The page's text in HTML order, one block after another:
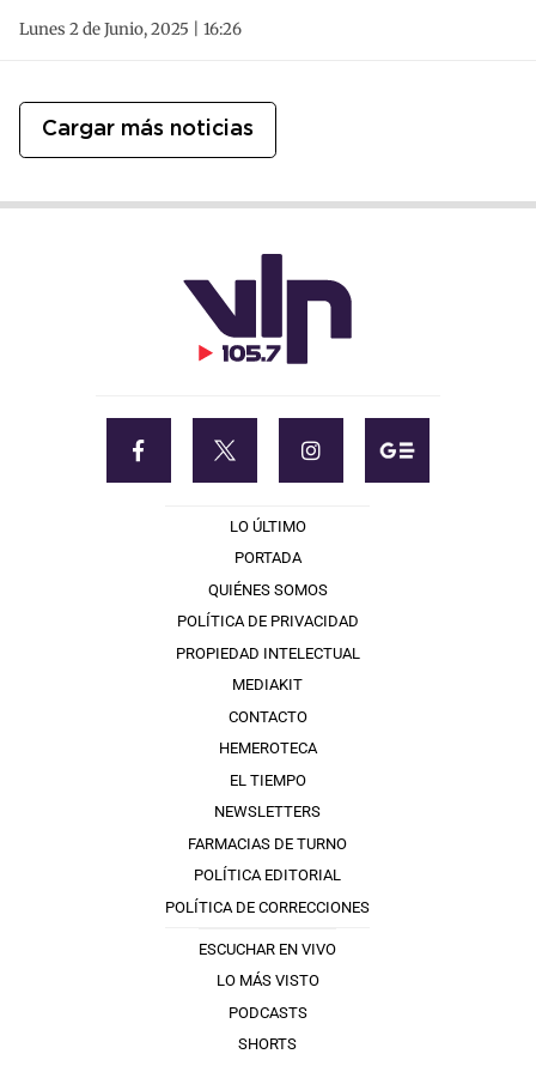
Lunes 2 de Junio, 2025 | 16:26
Cargar más noticias
LO ÚLTIMO
PORTADA
QUIÉNES SOMOS
POLÍTICA DE PRIVACIDAD
PROPIEDAD INTELECTUAL
MEDIAKIT
CONTACTO
HEMEROTECA
EL TIEMPO
NEWSLETTERS
FARMACIAS DE TURNO
POLÍTICA EDITORIAL
POLÍTICA DE CORRECCIONES
ESCUCHAR EN VIVO
LO MÁS VISTO
PODCASTS
SHORTS